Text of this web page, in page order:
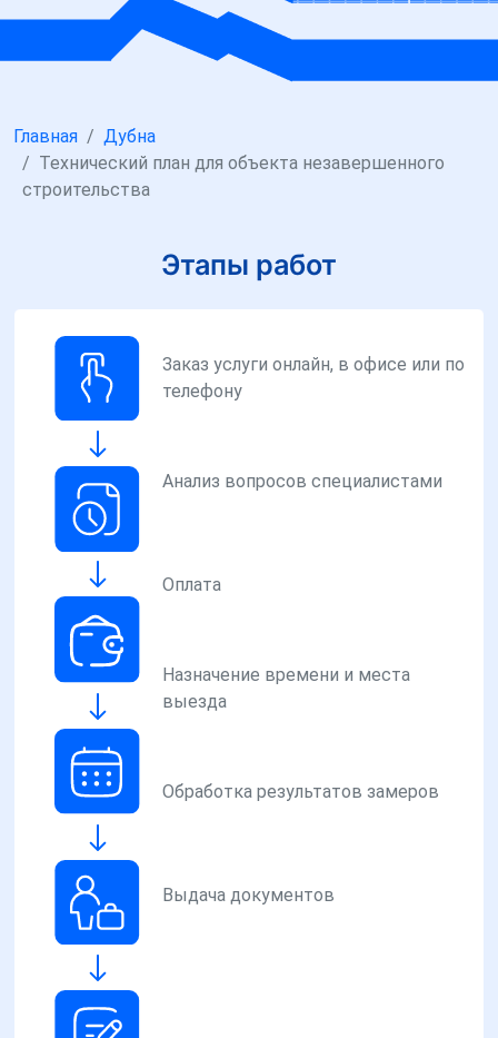
Главная
Дубна
Технический план для объекта незавершенного
строительства
Этапы работ
Заказ услуги онлайн, в офисе или по
телефону
Анализ вопросов специалистами
Оплата
Назначение времени и места
выезда
Обработка результатов замеров
Выдача документов